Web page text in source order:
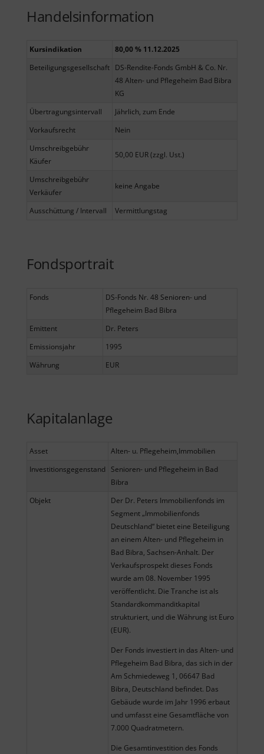
Handelsinformation
Kursindikation
80,00 % 11.12.2025
Beteiligungsgesellschaft DS-Rendite-Fonds GmbH & Co. Nr.
48 Alten- und Pflegeheim Bad Bibra
KG
Übertragungsintervall
Jährlich, zum Ende
Vorkaufsrecht
Nein
Umschreibgebühr
Käufer
50,00 EUR (zzgl. Ust.)
Umschreibgebühr
Verkäufer
keine Angabe
Ausschüttung / Intervall Vermittlungstag
Fondsportrait
Fonds
DS-Fonds Nr. 48 Senioren- und
Pflegeheim Bad Bibra
Emittent
Dr. Peters
Emissionsjahr
1995
Währung
EUR
Kapitalanlage
Asset
Alten- u. Pflegeheim,Immobilien
Investitionsgegenstand
Senioren- und Pflegeheim in Bad
Bibra
Objekt
Der Dr. Peters Immobilienfonds im
Segment „Immobilienfonds
Deutschland“ bietet eine Beteiligung
an einem Alten- und Pflegeheim in
Bad Bibra, Sachsen-Anhalt. Der
Verkaufsprospekt dieses Fonds
wurde am 08. November 1995
veröffentlicht. Die Tranche ist als
Standardkommanditkapital
strukturiert, und die Währung ist Euro
(EUR).
Der Fonds investiert in das Alten- und
Pflegeheim Bad Bibra, das sich in der
Am Schmiedeweg 1, 06647 Bad
Bibra, Deutschland befindet. Das
Gebäude wurde im Jahr 1996 erbaut
und umfasst eine Gesamtfläche von
7.000 Quadratmetern.
Die Gesamtinvestition des Fonds